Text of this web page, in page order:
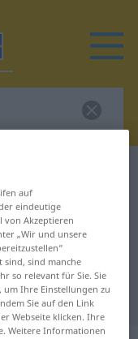
auf
eindeutige
von Akzeptieren
„Wir und unsere
sind, sind manche
so relevant für Sie. Sie
Ihre Einstellungen zu
Sie auf den Link
Webseite klicken. Ihre
Weitere Informationen